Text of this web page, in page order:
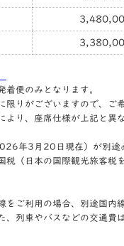
着便のみとなります。
りがございますので、ご
り、座席仕様が上記と異
年3月20日現在）が別途
（日本の国際観光旅客税
をご利用の場合、別途国内
列車やバスなどの交通費